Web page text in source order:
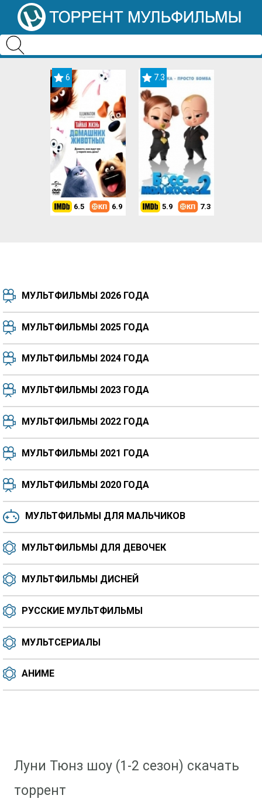
6
6.5 6.9
7.3
5.9 7.3
7.5 8.3
8.3
6.5 6.6
8.2
6.0 6.4
МУЛЬТФИЛЬМЫ 2026 ГОДА
МУЛЬТФИЛЬМЫ 2025 ГОДА
МУЛЬТФИЛЬМЫ 2024 ГОДА
МУЛЬТФИЛЬМЫ 2023 ГОДА
МУЛЬТФИЛЬМЫ 2022 ГОДА
МУЛЬТФИЛЬМЫ 2021 ГОДА
МУЛЬТФИЛЬМЫ 2020 ГОДА
МУЛЬТФИЛЬМЫ ДЛЯ МАЛЬЧИКОВ
МУЛЬТФИЛЬМЫ ДЛЯ ДЕВОЧЕК
МУЛЬТФИЛЬМЫ ДИСНЕЙ
РУССКИЕ МУЛЬТФИЛЬМЫ
МУЛЬТСЕРИАЛЫ
АНИМЕ
Луни Тюнз шоу (1-2 сезон) скачать
торрент